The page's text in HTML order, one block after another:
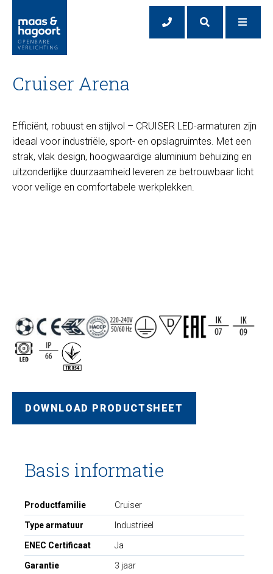
Cruiser Arena
Efficiënt, robuust en stijlvol – CRUISER LED-armaturen zijn
ideaal voor industriële, sport- en opslagruimtes. Met een
strak, vlak design, hoogwaardige aluminium behuizing en
uitzonderlijke duurzaamheid leveren ze betrouwbaar licht
voor veilige en comfortabele werkplekken.
DOWNLOAD PRODUCTSHEET
Basis informatie
Productfamilie Cruiser
Type armatuur Industrieel
ENEC Certificaat Ja
Garantie 3 jaar